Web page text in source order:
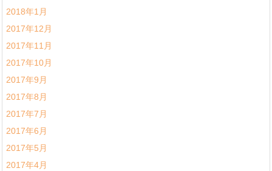
2018年1月
2017年12月
2017年11月
2017年10月
2017年9月
2017年8月
2017年7月
2017年6月
2017年5月
2017年4月